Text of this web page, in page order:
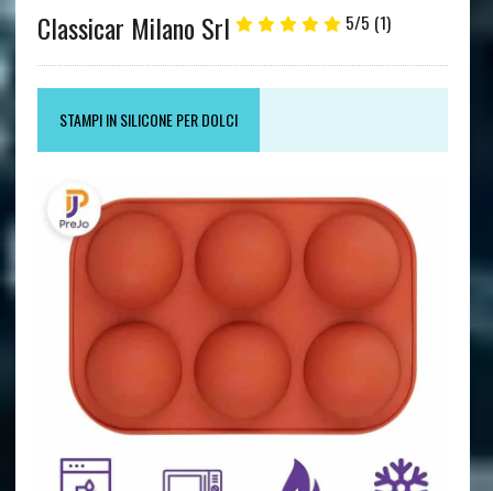
Classicar Milano Srl 5/5 (1)
STAMPI IN SILICONE PER DOLCI